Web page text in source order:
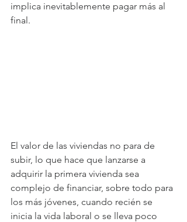
implica inevitablemente pagar más al
final.
El valor de las viviendas no para de
subir, lo que hace que lanzarse a
adquirir la primera vivienda sea
complejo de financiar, sobre todo para
los más jóvenes, cuando recién se
inicia la vida laboral o se lleva poco